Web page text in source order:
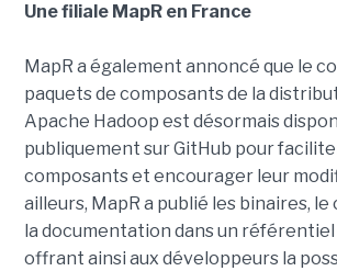
Une filiale MapR en France
MapR a également annoncé que le
paquets de composants de la
Apache Hadoop est désormais
publiquement sur GitHub pour
composants et encourager leur
ailleurs, MapR a publié les binaires,
la documentation dans un
offrant ainsi aux développeurs la